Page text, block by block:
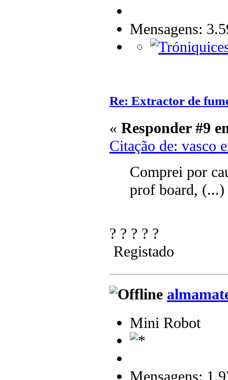
Mensagens:
Re: Extractor de
« Responder #9
Citação de: vasco
Comprei por
prof board, (...)
? ? ? ? ?
Registado
Mini Robot